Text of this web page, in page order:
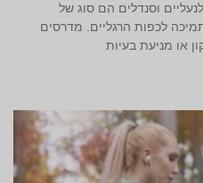
וסנדלים הם סוג של
לכפות הרגליים. מדרסים
או מניעת בעיות